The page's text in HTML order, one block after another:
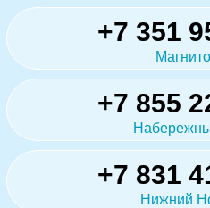
+7 351
+7 855
+7 831
Нижний